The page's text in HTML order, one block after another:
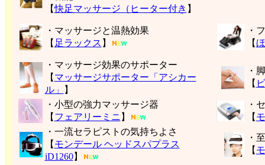
【快足マッサージ（ヒーター付き 】
・マッサージと温熱効果
【 足ラックス 】
・
【
・マッサージ効果のサポーター
【 マッサージサポーター「アシカー
ル」
】
・
【
・小型の強力マッサージ器
【 フェアリーミニ 】
・
【
・一流セラピストの気持ちよさ
【 モンデール ヘッドスパプラス
iD1260】
・
【